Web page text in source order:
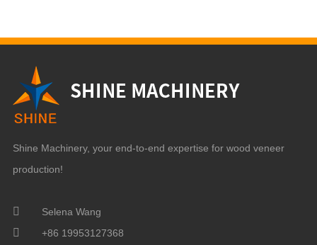
Shine Machinery, your end-to-end expertise for wood veneer
production!
Selena Wang
+86 19953127368